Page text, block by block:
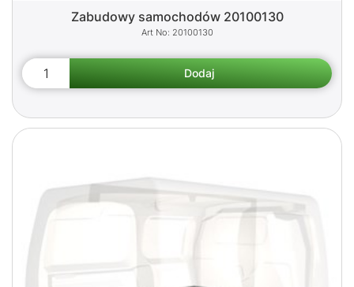
Zabudowy samochodów 20100130
20100130